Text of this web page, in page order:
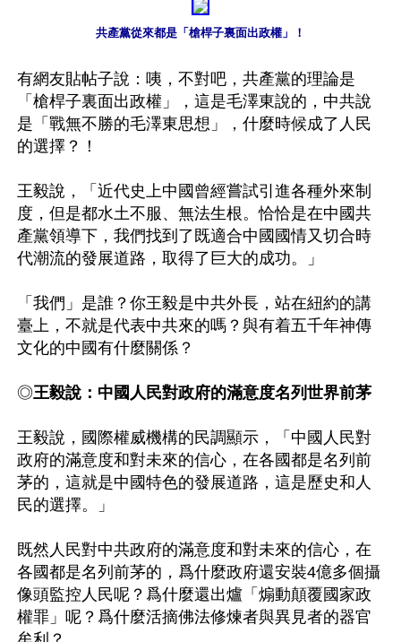
共產黨從來都是「槍桿子裏面出政權」！
有網友貼帖子說：咦，不對吧，共產黨的理論是
「槍桿子裏面出政權」，這是毛澤東說的，中共說
是「戰無不勝的毛澤東思想」，什麼時候成了人民
的選擇？！
王毅說，「近代史上中國曾經嘗試引進各種外來制
度，但是都水土不服、無法生根。恰恰是在中國共
產黨領導下，我們找到了既適合中國國情又切合時
代潮流的發展道路，取得了巨大的成功。」
「我們」是誰？你王毅是中共外長，站在紐約的講
臺上，不就是代表中共來的嗎？與有着五千年神傳
文化的中國有什麼關係？
◎王毅說：中國人民對政府的滿意度名列世界前茅
王毅說，國際權威機構的民調顯示，「中國人民對
政府的滿意度和對未來的信心，在各國都是名列前
茅的，這就是中國特色的發展道路，這是歷史和人
民的選擇。」
既然人民對中共政府的滿意度和對未來的信心，在
各國都是名列前茅的，爲什麼政府還安裝4億多個攝
像頭監控人民呢？爲什麼還出爐「煽動顛覆國家政
權罪」呢？爲什麼活摘佛法修煉者與異見者的器官